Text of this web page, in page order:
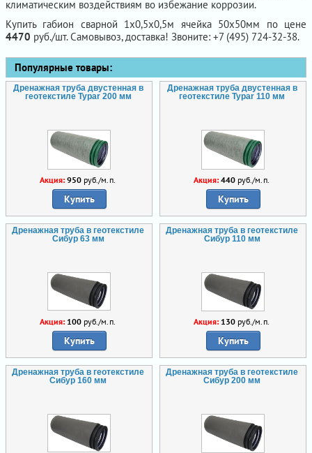
климатическим воздействиям во избежание коррозии.
Купить габион сварной 1х0,5х0,5м ячейка 50х50мм по цене
4470 руб./шт. Самовывоз, доставка! Звоните: +7 (495) 724-32-38.
Популярные товары:
Дренажная труба двустенная в
геотекстиле Typar 200 мм
Акция: 950руб./м.п.
Купить
Дренажная труба двустенная в
геотекстиле Typar 110 мм
Акция: 440руб./м.п.
Купить
Дренажная труба в геотекстиле
Сибур 63 мм
Акция: 100руб./м.п.
Купить
Дренажная труба в геотекстиле
Сибур 110 мм
Акция: 130руб./м.п.
Купить
Дренажная труба в геотекстиле
Сибур 160 мм
Дренажная труба в геотекстиле
Сибур 200 мм